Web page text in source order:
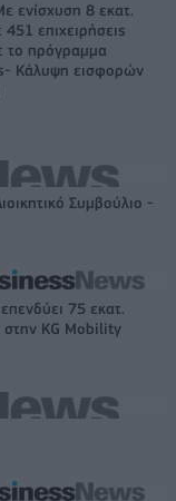
ενίσχυση 8 εκατ.
επιχειρήσεις
το πρόγραμμα
Κάλυψη εισφορών
Συμβούλιο -
75 εκατ.
στην KG Mobility